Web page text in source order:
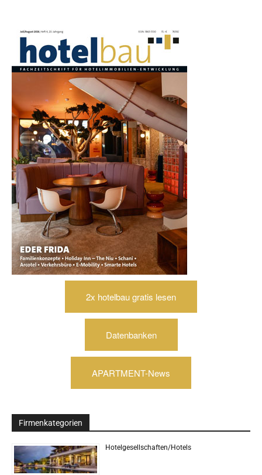
2x hotelbau gratis lesen
Datenbanken
APARTMENT-News
Firmenkategorien
Hotelgesellschaften/Hotels